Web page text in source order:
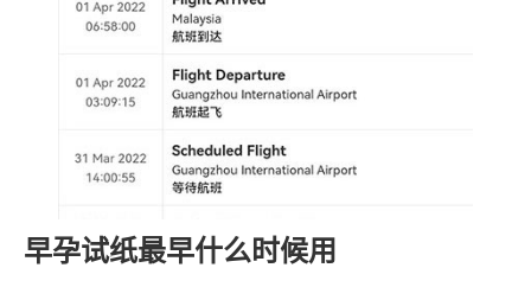
早孕试纸最早什么时候用